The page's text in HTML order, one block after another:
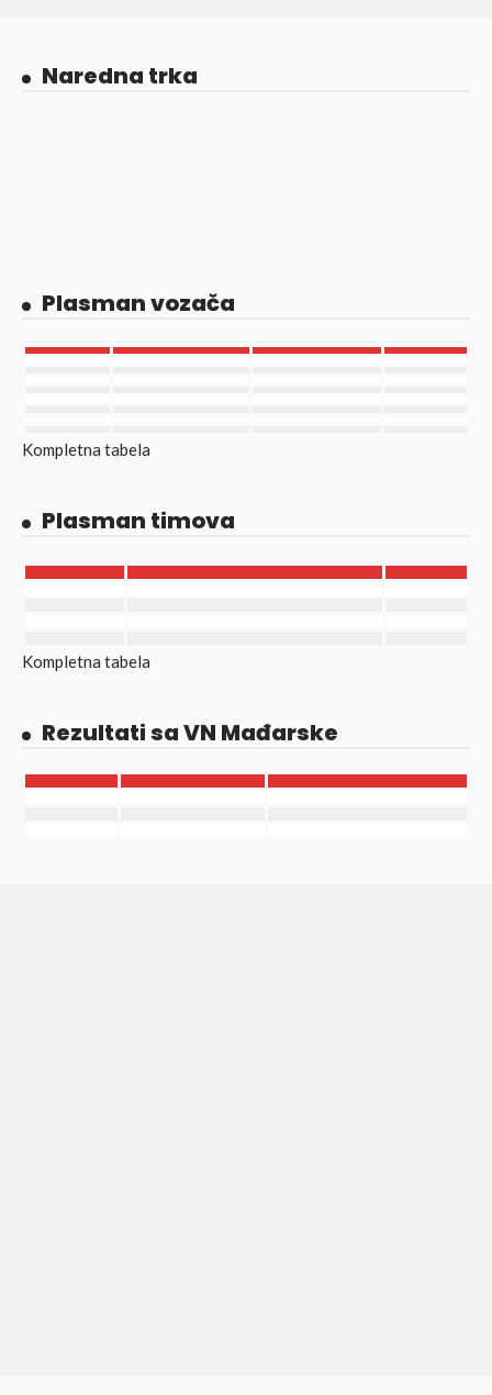
Naredna trka
Plasman vozača
Kompletna tabela
Plasman timova
Kompletna tabela
Rezultati sa VN Mađarske